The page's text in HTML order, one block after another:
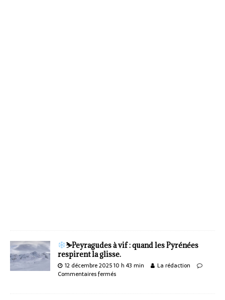
⛷Peyragudes à vif : quand les Pyrénées
respirent la glisse.
12 décembre 2025 10 h 43 min
La rédaction
Commentaires fermés